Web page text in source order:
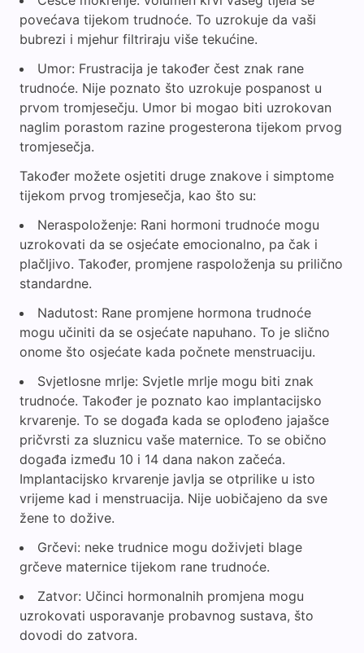
povećava tijekom trudnoće. To uzrokuje da vaši
bubrezi i mjehur filtriraju više tekućine.
Umor: Frustracija je također čest znak rane
trudnoće. Nije poznato što uzrokuje pospanost u
prvom tromjesečju. Umor bi mogao biti uzrokovan
naglim porastom razine progesterona tijekom prvog
tromjesečja.
Također možete osjetiti druge znakove i simptome
tijekom prvog tromjesečja, kao što su:
Neraspoloženje: Rani hormoni trudnoće mogu
uzrokovati da se osjećate emocionalno, pa čak i
plačljivo. Također, promjene raspoloženja su prilično
standardne.
Nadutost: Rane promjene hormona trudnoće
mogu učiniti da se osjećate napuhano. To je slično
onome što osjećate kada počnete menstruaciju.
Svjetlosne mrlje: Svjetle mrlje mogu biti znak
trudnoće. Također je poznato kao implantacijsko
krvarenje. To se događa kada se oplođeno jajašce
pričvrsti za sluznicu vaše maternice. To se obično
događa između 10 i 14 dana nakon začeća.
Implantacijsko krvarenje javlja se otprilike u isto
vrijeme kad i menstruacija. Nije uobičajeno da sve
žene to dožive.
Grčevi: neke trudnice mogu doživjeti blage
grčeve maternice tijekom rane trudnoće.
Zatvor: Učinci hormonalnih promjena mogu
uzrokovati usporavanje probavnog sustava, što
dovodi do zatvora.